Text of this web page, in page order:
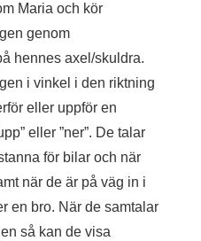
Maria och kör
genom
hennes axel/skuldra.
i vinkel i den riktning
eller uppför en
eller ”ner”. De talar
för bilar och när
när de är på väg in i
en bro. När de samtalar
så kan de visa